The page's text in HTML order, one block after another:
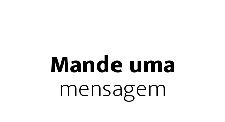
Mande uma
mensagem